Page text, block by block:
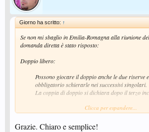
Giorno ha scritto: ↑
Se non mi sbaglio in Emilia-Romagna alla riunione
domanda diretta è stato risposto:
Doppio libero:
Possono giocare il doppio anche le due riserve
obbligatorio schierarle nei successivi singolari.
La coppia di doppio si dichiara dopo il terzo
B - Y (dichiarati a referto)
Clicca per espandere...
Grazie. Chiaro e semplice!